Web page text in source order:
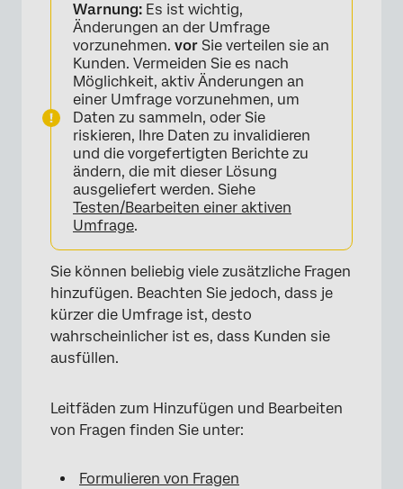
Warnung: Es ist wichtig,
Änderungen an der Umfrage
vorzunehmen. vor Sie verteilen sie an
Kunden. Vermeiden Sie es nach
Möglichkeit, aktiv Änderungen an
einer Umfrage vorzunehmen, um
Daten zu sammeln, oder Sie
riskieren, Ihre Daten zu invalidieren
und die vorgefertigten Berichte zu
ändern, die mit dieser Lösung
ausgeliefert werden. Siehe
Testen/Bearbeiten einer aktiven
Umfrage.
Sie können beliebig viele zusätzliche Fragen
hinzufügen. Beachten Sie jedoch, dass je
kürzer die Umfrage ist, desto
wahrscheinlicher ist es, dass Kunden sie
ausfüllen.
Leitfäden zum Hinzufügen und Bearbeiten
von Fragen finden Sie unter:
Formulieren von Fragen